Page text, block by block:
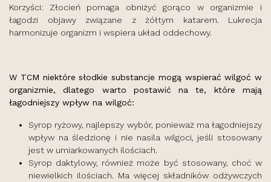
Korzyści: Złocień pomaga obniżyć gorąco w organizmie i
łagodzi objawy związane z żółtym katarem. Lukrecja
harmonizuje organizm i wspiera układ oddechowy.
W TCM niektóre słodkie substancje mogą wspierać wilgoć w
organizmie, dlatego warto postawić na te, które mają
łagodniejszy wpływ na wilgoć:
Syrop ryżowy, najlepszy wybór, ponieważ ma łagodniejszy
wpływ na śledzionę i nie nasila wilgoci, jeśli stosowany
jest w umiarkowanych ilościach.
Syrop daktylowy, również może być stosowany, choć w
niewielkich ilościach. Ma więcej składników odżywczych